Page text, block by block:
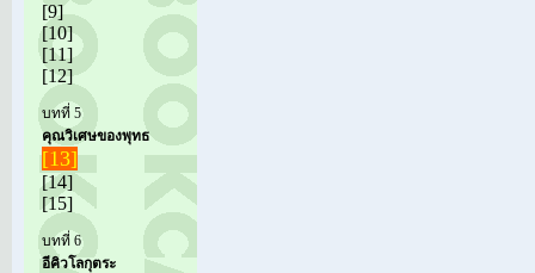
[9]
[10]
[11]
[12]
บทที่ 5
คุณวิเศษของพุทธ
[13]
[14]
[15]
บทที่ 6
อีคิวโลกุตระ